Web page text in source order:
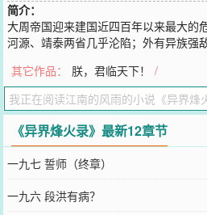
简介：
大周帝国迎来建国近四百年以来最大的
河源、靖泰两省几乎沦陷；外有异族强
兵南境之外；塞外草原上，蒙洛帝国强
的安危；而在朝堂上，皇权士族依然一
失所，苦不堪言……在这混乱的异世界
如何活下去？
您要是觉得《异界烽火录》还不错的话
信里的朋友推荐哦！
其它作品： 朕，君临天下！
/
《异界烽火录》最新12章节
一九七 誓师（终章）
一九六 段洪有病？